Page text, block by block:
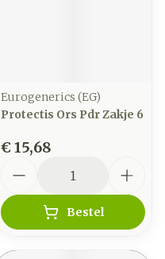
Eurogenerics (EG)
Protectis Ors Pdr Zakje 6
€ 15,68
Bestel